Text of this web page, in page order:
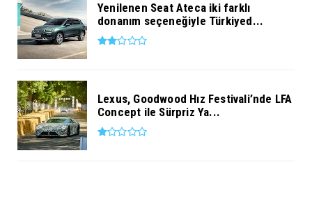
Yenilenen Seat Ateca iki farklı
donanım seçeneğiyle Türkiyed...
Lexus, Goodwood Hız Festivali’nde LFA
Concept ile Sürpriz Ya...